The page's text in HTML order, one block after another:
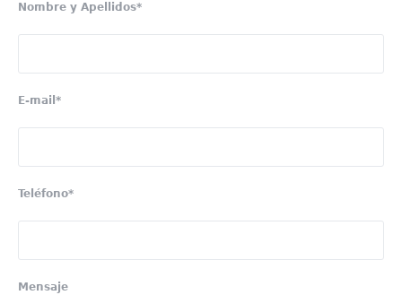
Nombre y Apellidos*
E-mail*
Teléfono*
Mensaje